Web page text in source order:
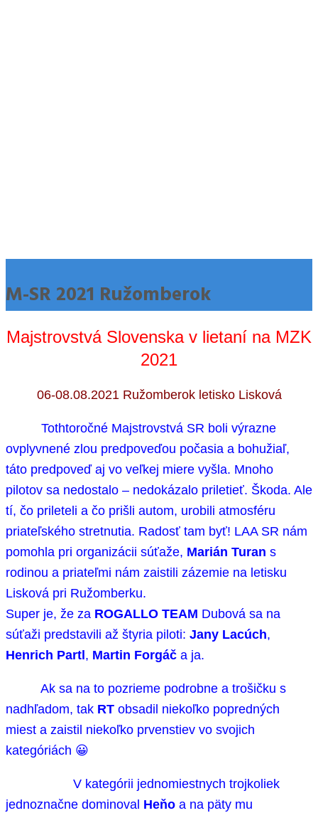
M-SR 2021 Ružomberok
Majstrovstvá Slovenska v lietaní na MZK
2021
06-08.08.2021 Ružomberok letisko Lisková
Tothtoročné Majstrovstvá SR boli výrazne
ovplyvnené zlou predpoveďou počasia a bohužiaľ,
táto predpoveď aj vo veľkej miere vyšla. Mnoho
pilotov sa nedostalo – nedokázalo priletieť. Škoda. Ale
tí, čo prileteli a čo prišli autom, urobili atmosféru
priateľského stretnutia. Radosť tam byť! LAA SR nám
pomohla pri organizácii súťaže, Marián Turan s
rodinou a priateľmi nám zaistili zázemie na letisku
Lisková pri Ružomberku.
Super je, že za ROGALLO TEAM Dubová sa na
súťaži predstavili až štyria piloti: Jany Lacúch,
Henrich Partl, Martin Forgáč a ja.
Ak sa na to pozrieme podrobne a trošičku s
nadhľadom, tak RT obsadil niekoľko popredných
miest a zaistil niekoľko prvenstiev vo svojich
kategóriách 😀
V kategórii jednomiestnych trojkoliek
jednoznačne dominoval Heňo a na päty mu